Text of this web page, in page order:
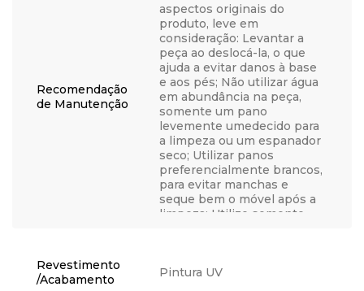
Recomendação
de Manutenção
aspectos originais do
produto, leve em
consideração: Levantar a
peça ao deslocá-la, o que
ajuda a evitar danos à base
e aos pés; Não utilizar água
em abundância na peça,
somente um pano
levemente umedecido para
a limpeza ou um espanador
seco; Utilizar panos
preferencialmente brancos,
para evitar manchas e
seque bem o móvel após a
limpeza; Utilize somente
não neutros ou produtos de
Revestimento
/Acabamento
Pintura UV